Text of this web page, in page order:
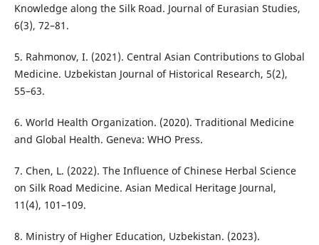
Knowledge along the Silk Road. Journal of Eurasian Studies,
6(3), 72–81.
5. Rahmonov, I. (2021). Central Asian Contributions to Global
Medicine. Uzbekistan Journal of Historical Research, 5(2),
55–63.
6. World Health Organization. (2020). Traditional Medicine
and Global Health. Geneva: WHO Press.
7. Chen, L. (2022). The Influence of Chinese Herbal Science
on Silk Road Medicine. Asian Medical Heritage Journal,
11(4), 101–109.
8. Ministry of Higher Education, Uzbekistan. (2023).